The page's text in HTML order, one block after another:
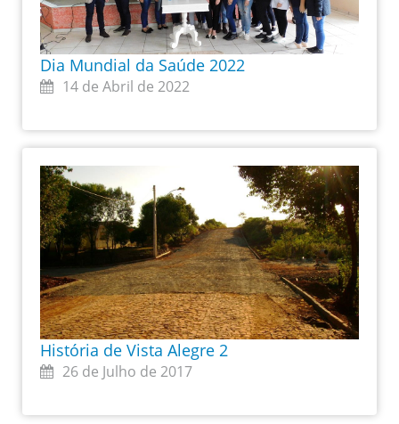
Dia Mundial da Saúde 2022
14 de Abril de 2022
História de Vista Alegre 2
26 de Julho de 2017